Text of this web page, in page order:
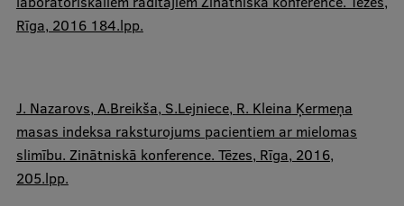
Rīga, 2016 184.lpp.
J. Nazarovs, A.Breikša, S.Lejniece, R. Kleina Ķermeņa
masas indeksa raksturojums pacientiem ar mielomas
slimību. Zinātniskā konference. Tēzes, Rīga, 2016,
205.lpp.